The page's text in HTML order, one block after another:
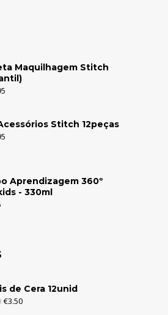
Maquilhagem Stitch
Stitch 12peças
Aprendizagem 360º
- 330ml
de Cera 12unid
€3.50